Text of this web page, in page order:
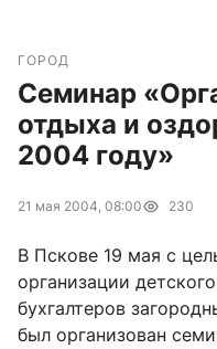
ГОРОД
Семинар
отдыха и
2004 году»
21 мая 2004, 08:00 230
В Пскове 19 мая с
организации
бухгалтеров
был организован